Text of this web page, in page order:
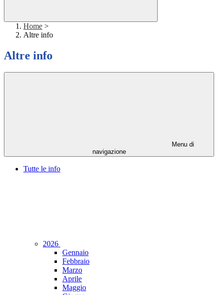
Home >
Altre info
Altre info
Menu di
navigazione
Tutte le info
2026
Gennaio
Febbraio
Marzo
Aprile
Maggio